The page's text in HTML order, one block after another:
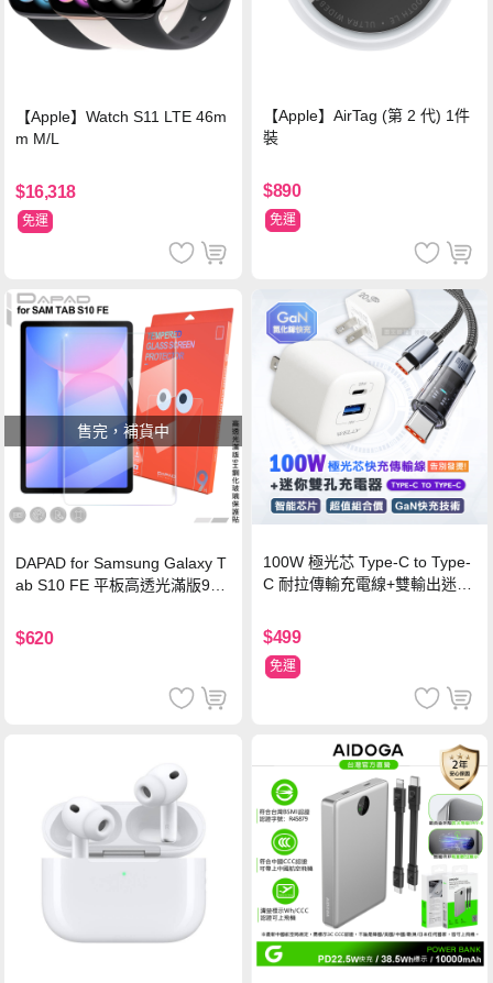
【Apple】Watch S11 LTE 46m
m M/L
$16,318
免運
【Apple】AirTag (第 2 代) 1件
裝
$890
免運
售完，補貨中
DAPAD for Samsung Galaxy T
ab S10 FE 平板高透光滿版9H
$620
100W 極光芯 Type-C to Type-
C 耐拉傳輸充電線+雙輸出迷你
$499
免運